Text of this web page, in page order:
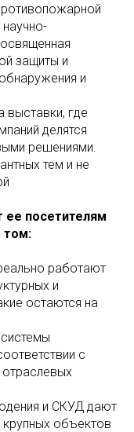
защиты и
и
выставки, где
делятся
решениями.
тем и не
ее посетителям
том:
работают
и
остаются на
с
и СКУД дают
объектов